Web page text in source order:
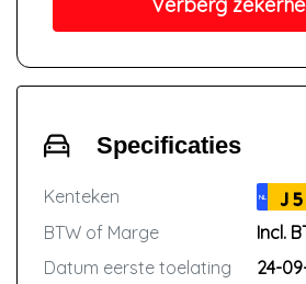
Specificaties
Kenteken NL
BTW of Marge
Incl.
Datum eerste toelating
24-